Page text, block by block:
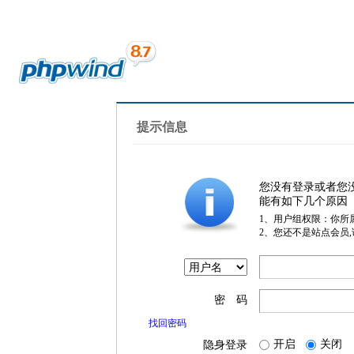
提示信息
您没有登录或者您
能有如下几个原因
1、用户组权限：你所
2、您还不是站点会员
密 码
找回密码
隐身登录 开启 关闭